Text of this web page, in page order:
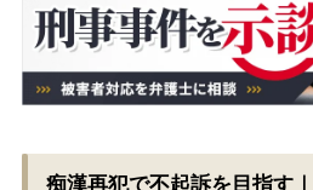
痴漢再犯で不起訴を目指す